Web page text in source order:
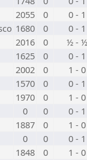
2055 0
0 - 1
1680 0
0 - 1
2016 0
½ - ½
1625 0
0 - 1
2002 0
1 - 0
1570 0
0 - 1
1970 0
1 - 0
0 0
0 - 1
1887 0
1 - 0
0 0
0 - 1
1848 0
1 - 0